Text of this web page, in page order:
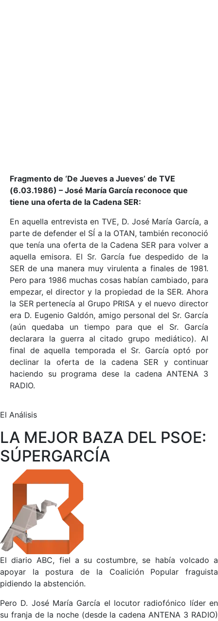
Fragmento de ‘De Jueves a Jueves’ de TVE
(6.03.1986) – José María García reconoce que
tiene una oferta de la Cadena SER:
En aquella entrevista en TVE, D. José María García, a
parte de defender el SÍ a la OTAN, también reconoció
que tenía una oferta de la Cadena SER para volver a
aquella emisora. El Sr. García fue despedido de la
SER de una manera muy virulenta a finales de 1981.
Pero para 1986 muchas cosas habían cambiado, para
empezar, el director y la propiedad de la SER. Ahora
la SER pertenecía al Grupo PRISA y el nuevo director
era D. Eugenio Galdón, amigo personal del Sr. García
(aún quedaba un tiempo para que el Sr. García
declarara la guerra al citado grupo mediático). Al
final de aquella temporada el Sr. García optó por
declinar la oferta de la cadena SER y continuar
haciendo su programa dese la cadena ANTENA 3
RADIO.
El Análisis
LA MEJOR BAZA DEL PSOE:
SÚPERGARCÍA
El diario ABC, fiel a su costumbre, se había volcado a
apoyar la postura de la Coalición Popular fraguista
pidiendo la abstención.
Pero D. José María García el locutor radiofónico líder en
su franja de la noche (desde la cadena ANTENA 3 RADIO)